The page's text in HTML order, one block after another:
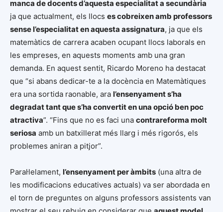
manca de docents d’aquesta especialitat a secundària
ja que actualment, els llocs es cobreixen amb professors
sense l’especialitat en aquesta assignatura, ja que els
matemàtics de carrera acaben ocupant llocs laborals en
les empreses, en aquests moments amb una gran
demanda. En aquest sentit, Ricardo Moreno ha destacat
que “si abans dedicar-te a la docència en Matemàtiques
era una sortida raonable, ara l’ensenyament s’ha
degradat tant que s’ha convertit en una opció ben poc
atractiva”. “Fins que no es faci una contrareforma molt
seriosa amb un batxillerat més llarg i més rigorós, els
problemes aniran a pitjor”.
Paral·lelament, l’ensenyament per àmbits (una altra de
les modificacions educatives actuals) va ser abordada en
el torn de preguntes on alguns professors assistents van